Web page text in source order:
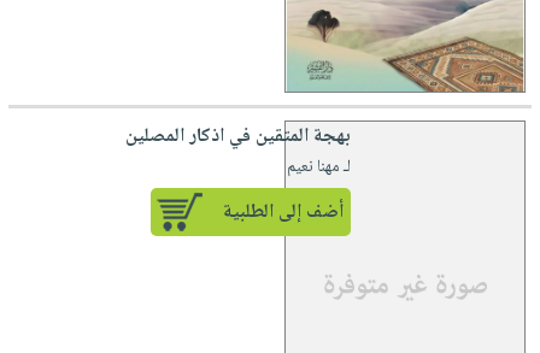
بهجة المتقين في اذكار المصلين
لـ مهنا نعيم
أضف إلى الطلبية